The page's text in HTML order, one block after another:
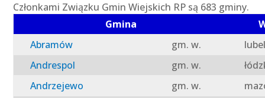
Członkami Związku Gmin Wiejskich RP są 683 gminy.
Gmina
Abramów
gm. w.
Andrespol
gm. w.
Andrzejewo
gm. w.